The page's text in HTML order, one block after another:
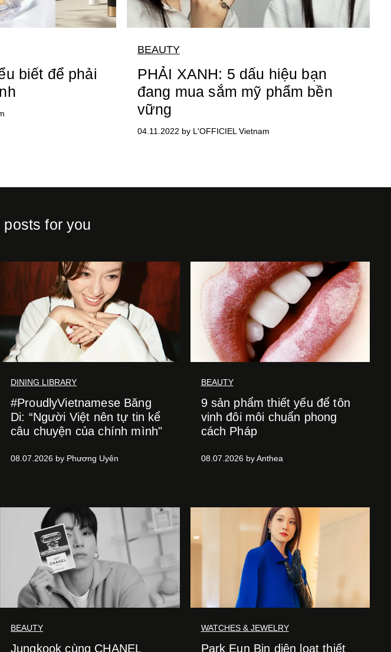
biết để phải
BEAUTY
PHẢI XANH: 5 dấu hiệu bạn
đang mua sắm mỹ phẩm bền
vững
04.11.2022 by L'OFFICIEL Vietnam
posts for you
DINING LIBRARY
#ProudlyVietnamese Băng
Di: “Người Việt nên tự tin kể
câu chuyện của chính mình"
08.07.2026 by Phương Uyên
BEAUTY
9 sản phẩm thiết yếu để tôn
vinh đôi môi chuẩn phong
cách Pháp
08.07.2026 by Anthea
BEAUTY
Jungkook cùng CHANEL
WATCHES & JEWELRY
Park Eun Bin diện loạt thiết